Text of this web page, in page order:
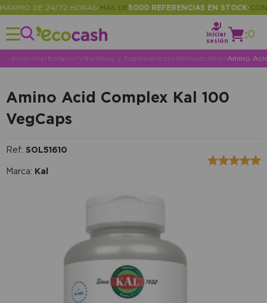
DE 24/72 HORAS •MÁS DE 5000 REFERENCIAS EN STOCK•
Iniciar
sesión
:0
Inicio>Herbolario>Vitaminas y Suplementos > Aminoácidos >Amino
Amino Acid Complex Kal 100
VegCaps
Ref: SOL51610
Marca: Kal